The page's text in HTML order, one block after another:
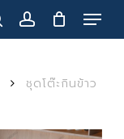
searchaccount
Menu
ชุดโต๊ะกินข้าว